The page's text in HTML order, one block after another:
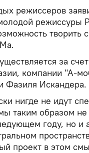
режиссеров
режиссуры
творить
за
компании "А-
Фазиля Искандера.
нигде не идут
таким образом не
году, но и
проект в этом